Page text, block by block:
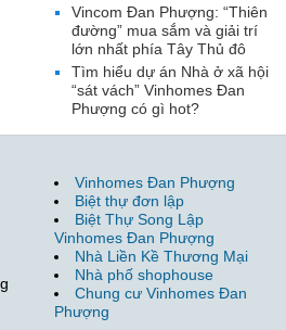
Vincom Đan Phượng: “Thiên
đường” mua sắm và giải trí
lớn nhất phía Tây Thủ đô
Tìm hiểu dự án Nhà ở xã hội
“sát vách” Vinhomes Đan
Phượng có gì hot?
Vinhomes Đan Phượng
Biệt thự đơn lập
Biệt Thự Song Lập
Vinhomes Đan Phượng
Nhà Liền Kề Thương Mại
Nhà phố shophouse
Chung cư Vinhomes Đan
Phượng